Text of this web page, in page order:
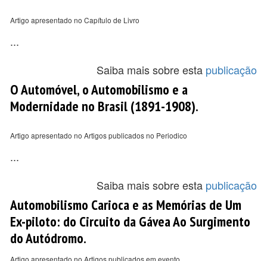
Artigo apresentado no Capítulo de Livro
...
Saiba mais sobre esta publicação
O Automóvel, o Automobilismo e a
Modernidade no Brasil (1891-1908).
Artigo apresentado no Artigos publicados no Periodico
...
Saiba mais sobre esta publicação
Automobilismo Carioca e as Memórias de Um
Ex-piloto: do Circuito da Gávea Ao Surgimento
do Autódromo.
Artigo apresentado no Artigos publicados em evento